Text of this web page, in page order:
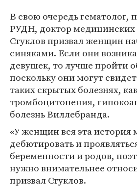
В свою очередь гематолог,
РУДН, доктор
Стуклов призвал женщин
синяками. Если они
девушек, то лучше пройти
поскольку они могут
таких скрытых болезнях,
тромбоцитопения,
болезнь Виллебранда.
«У женщин вся эта история
дебютировать и
беременности и родов,
нужно внимательнее
призвал Стуклов.